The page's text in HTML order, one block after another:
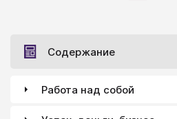
Содержание
Работа над собой